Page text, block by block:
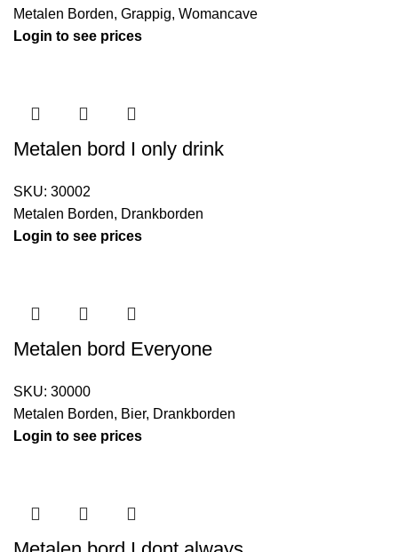
Metalen Borden, Grappig, Womancave
Login to see prices
Metalen bord I only drink
SKU: 30002
Metalen Borden, Drankborden
Login to see prices
Metalen bord Everyone
SKU: 30000
Metalen Borden, Bier, Drankborden
Login to see prices